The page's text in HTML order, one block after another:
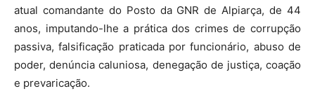
atual comandante do Posto da GNR de Alpiarça, de 44
anos, imputando-lhe a prática dos crimes de corrupção
passiva, falsificação praticada por funcionário, abuso de
poder, denúncia caluniosa, denegação de justiça, coação
e prevaricação.